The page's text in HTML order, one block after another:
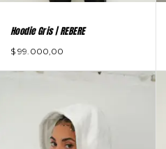
Hoodie Gris | REBERE
$ 99.000,00